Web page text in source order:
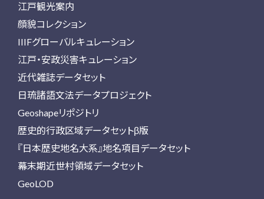
江戸観光案内
顔貌コレクション
IIIFグローバルキュレーション
江戸・安政災害キュレーション
近代雑誌データセット
日琉諸語文法データプロジェクト
Geoshapeリポジトリ
歴史的行政区域データセットβ版
『日本歴史地名大系』地名項目データセット
幕末期近世村領域データセット
GeoLOD